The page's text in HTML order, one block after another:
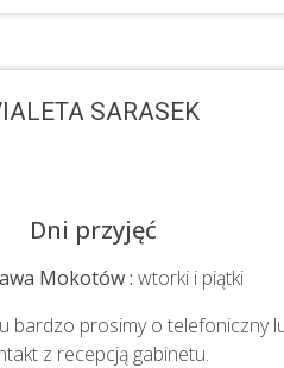
SARASEK
Dni przyjęć
Mokotów : wtorki i piątki
bardzo prosimy o telefoniczny
z recepcją gabinetu.